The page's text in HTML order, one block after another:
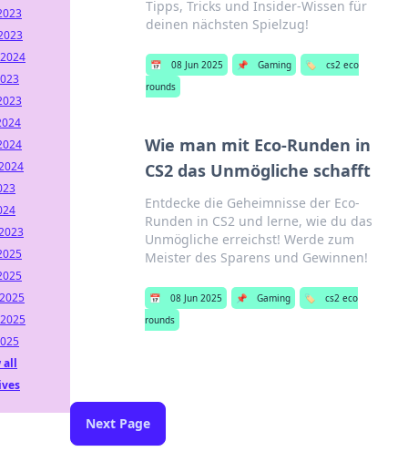
Tipps, Tricks und Insider-Wissen für
deinen nächsten Spielzug!
📅 08 Jun 2025 📌 Gaming 🏷️
cs2 eco
rounds
Wie man mit Eco-Runden in
CS2 das Unmögliche schafft
Entdecke die Geheimnisse der Eco-
Runden in CS2 und lerne, wie du das
Unmögliche erreichst! Werde zum
Meister des Sparens und Gewinnen!
📅 08 Jun 2025 📌 Gaming 🏷️
cs2 eco
rounds
Next Page
all